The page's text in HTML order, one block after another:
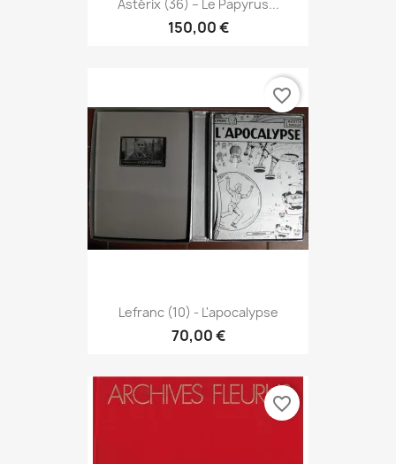
Astérix (36) – Le Papyrus...
150,00 €
Lefranc (10) - L'apocalypse
70,00 €
favorite_border
favorite_border